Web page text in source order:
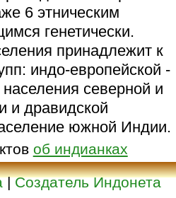
6 этническим
генетически.
принадлежит к
индо-европейской -
северной и
и дравидской
южной Индии.
об индианках
|Создатель Индонета